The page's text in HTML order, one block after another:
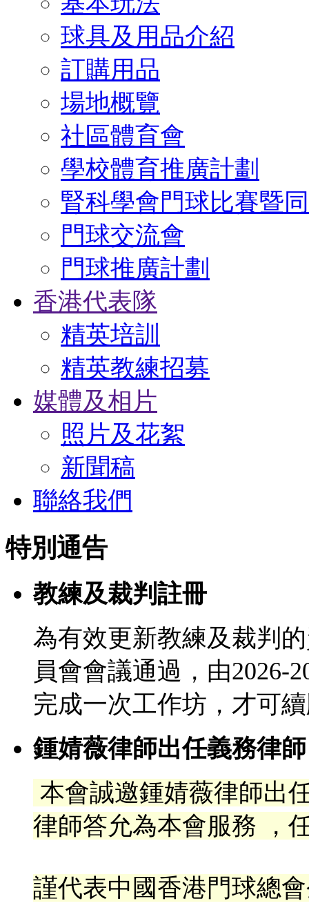
球具及用品介紹
訂購用品
場地概覽
社區體育會
學校體育推廣計劃
腎科學會門球比賽暨
門球交流會
門球推廣計劃
香港代表隊
精英培訓
精英教練招募
媒體及相片
照片及花絮
新聞稿
聯絡我們
特別通告
教練及裁判註冊
為有效更新教練及裁判
員會會議通過，由2026-
完成一次工作坊，才可
鍾婧薇律師出任義務律師
本會誠邀鍾婧薇律師出
律師答允為本會服務 ，
謹代表中國香港門球總